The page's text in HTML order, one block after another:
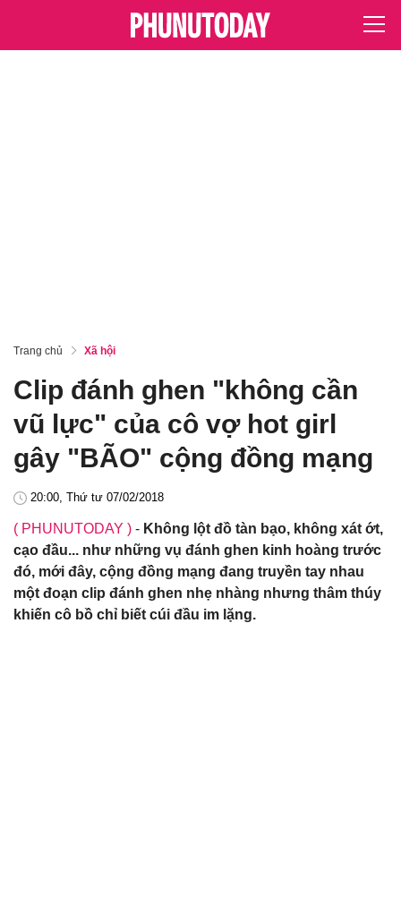
Trang chủ Xã hội
Clip đánh ghen "không cần
vũ lực" của cô vợ hot girl
gây "BÃO" cộng đồng mạng
20:00, Thứ tư 07/02/2018
( PHUNUTODAY ) - Không lột đồ tàn bạo, không xát ớt,
cạo đầu... như những vụ đánh ghen kinh hoàng trước
đó, mới đây, cộng đồng mạng đang truyền tay nhau
một đoạn clip đánh ghen nhẹ nhàng nhưng thâm thúy
khiến cô bồ chỉ biết cúi đầu im lặng.